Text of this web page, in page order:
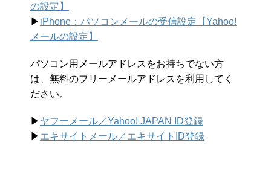
の設定】
▶︎ iPhone：パソコンメールの受信設定【Yahoo!
メールの設定】
パソコン用メールアドレスをお持ちでない方
は、無料のフリーメールアドレスを利用してく
ださい。
▶︎ ヤフーメール／Yahoo! JAPAN ID登録
▶︎ エキサイトメール／エキサイトID登録